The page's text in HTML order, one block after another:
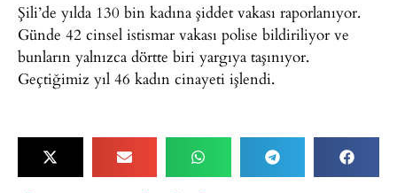
Şili’de yılda 130 bin kadına şiddet vakası raporlanıyor.
Günde 42 cinsel istismar vakası polise bildiriliyor ve
bunların yalnızca dörtte biri yargıya taşınıyor.
Geçtiğimiz yıl 46 kadın cinayeti işlendi.